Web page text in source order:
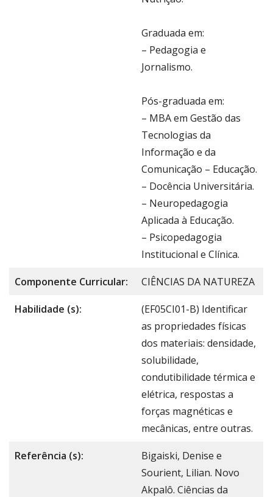
Graduada em:
– Pedagogia e
Jornalismo.
Pós-graduada em:
– MBA em Gestão das
Tecnologias da
Informação e da
Comunicação – Educação.
– Docência Universitária.
– Neuropedagogia
Aplicada à Educação.
– Psicopedagogia
Institucional e Clínica.
Componente Curricular: CIÊNCIAS DA NATUREZA
Habilidade (s):
(EF05CI01-B) Identificar
as propriedades físicas
dos materiais: densidade,
solubilidade,
condutibilidade térmica e
elétrica, respostas a
forças magnéticas e
mecânicas, entre outras.
Referência (s):
Bigaiski, Denise e
Sourient, Lilian. Novo
Akpalô. Ciências da